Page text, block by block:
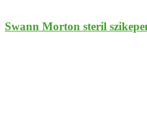
Swann Morton steril